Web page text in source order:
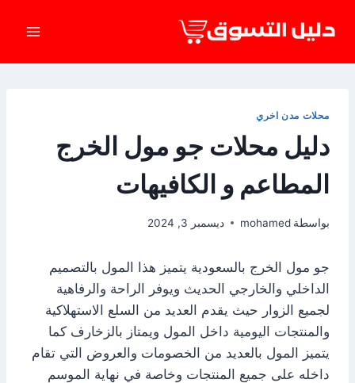
محلات مدن اخري
دليل محلات جو مول الخرج
المطاعم و الكافيهات
بواسطة mohamed ديسمبر 3, 2024
جو مول الخرج بالسعودية يتميز هذا المول بالتصميم
الداخلي والخارجي الحديث ويوفر الراحة والرفاهية
لجميع الزوار حيث يقدم العديد من السلع الاستهلاكية
والمنتجات اليومية داخل المول ويمتاز بالزخارف كما
يتميز المول بالعديد من الخصومات والعروض التي تقام
داخله على جميع المنتجات وخاصة في نهاية الموسم